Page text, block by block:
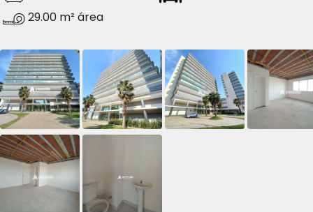
29.00 m² área